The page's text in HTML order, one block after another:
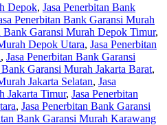
Depok, Jasa Penerbitan Bank
Penerbitan Bank Garansi Murah
Bank Garansi Murah Depok Timur,
Depok Utara, Jasa Penerbitan
, Jasa Penerbitan Bank Garansi
Bank Garansi Murah Jakarta Barat,
Jakarta Selatan, Jasa
Jakarta Timur, Jasa Penerbitan
, Jasa Penerbitan Bank Garansi
Bank Garansi Murah Karawang